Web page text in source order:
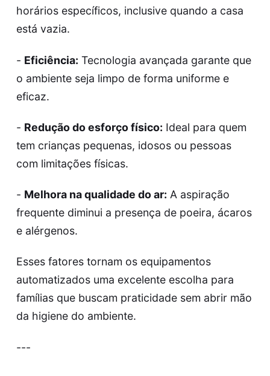
horários específicos, inclusive quando a casa
está vazia.
- Eficiência: Tecnologia avançada garante que
o ambiente seja limpo de forma uniforme e
eficaz.
- Redução do esforço físico: Ideal para quem
tem crianças pequenas, idosos ou pessoas
com limitações físicas.
- Melhora na qualidade do ar: A aspiração
frequente diminui a presença de poeira, ácaros
e alérgenos.
Esses fatores tornam os equipamentos
automatizados uma excelente escolha para
famílias que buscam praticidade sem abrir mão
da higiene do ambiente.
---